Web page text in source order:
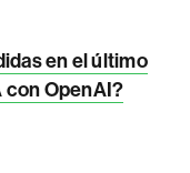
en el último
con OpenAI?